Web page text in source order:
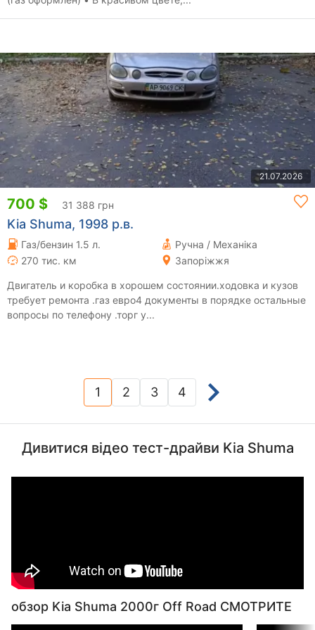
21.07.2026
700 $ 31 388 грн
Kia Shuma, 1998 р.в.
Газ/бензин 1.5 л.
Ручна / Механіка
270 тис. км
Запоріжжя
Двигатель и коробка в хорошем состоянии.ходовка и кузов
требует ремонта .газ евро4 документы в порядке остальные
вопросы по телефону .торг у...
1(current)
2 3 4
Дивитися відео тест-драйви Kia Shuma
обзор Kia Shuma 2000г Off Road СМОТРИТЕ